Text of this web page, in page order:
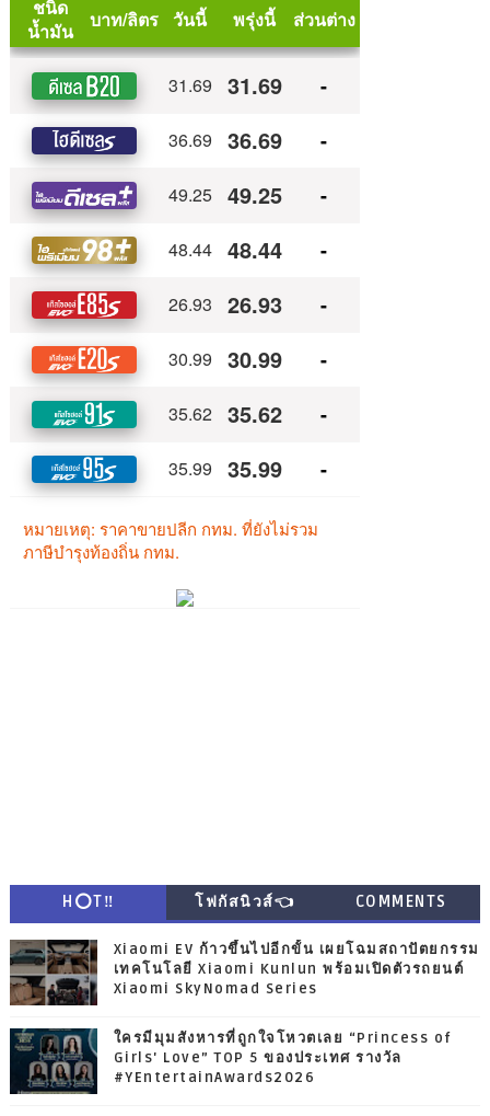
H⭕T‼ โฟกัสนิวส์👈 COMMENTS
Xiaomi EV ก้าวขึ้นไปอีกขั้น เผยโฉมสถาปัตยกรรม
เทคโนโลยี Xiaomi Kunlun พร้อมเปิดตัวรถยนต์
Xiaomi SkyNomad Series
ใครมีมุมสังหารที่ถูกใจโหวตเลย “Princess of
Girls' Love” TOP 5 ของประเทศ รางวัล
#YEntertainAwards2026